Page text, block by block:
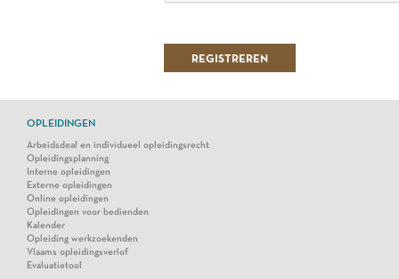
OPLEIDINGEN
Arbeidsdeal en individueel opleidingsrecht
Opleidingsplanning
Interne opleidingen
Externe opleidingen
Online opleidingen
Opleidingen voor bedienden
Kalender
Opleiding werkzoekenden
Vlaams opleidingsverlof
Evaluatietool